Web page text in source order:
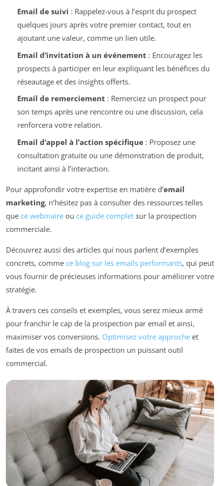
Email de suivi : Rappelez-vous à l’esprit du prospect
quelques jours après votre premier contact, tout en
ajoutant une valeur, comme un lien utile.
Email d’invitation à un événement : Encouragez les
prospects à participer en leur expliquant les bénéfices du
réseautage et des insights offerts.
Email de remerciement : Remerciez un prospect pour
son temps après une rencontre ou une discussion, cela
renforcera votre relation.
Email d’appel à l’action spécifique: Proposez une
consultation gratuite ou une démonstration de produit,
incitant ainsi à l’interaction.
Pour approfondir votre expertise en matière d’email
marketing, n’hésitez pas à consulter des ressources telles
que ce webinaire ou ce guide complet sur la prospection
commerciale.
Découvrez aussi des articles qui nous parlent d’exemples
concrets, comme ce blog sur les emails performants, qui peut
vous fournir de précieuses informations pour améliorer votre
stratégie.
À travers ces conseils et exemples, vous serez mieux armé
pour franchir le cap de la prospection par email et ainsi,
maximiser vos conversions. Optimisez votre approche et
faites de vos emails de prospection un puissant outil
commercial.